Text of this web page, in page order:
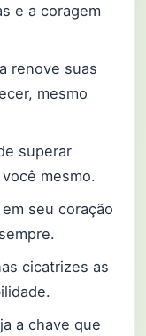
e a coragem
renove suas
mesmo
superar
mesmo.
seu coração
cicatrizes as
a chave que